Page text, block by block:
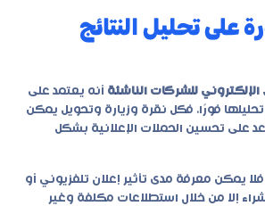
على تحليل النتائج
للشركات الناشئة أنه يعتمد على
فورًا. فكل نقرة وزيارة وتحويل يمكن
على تحسين الحملات الإعلانية بشكل
فلا يمكن معرفة مدى تأثير إعلان تلفزيوني أو
إلا من خلال استطلاعات مكلفة وغير